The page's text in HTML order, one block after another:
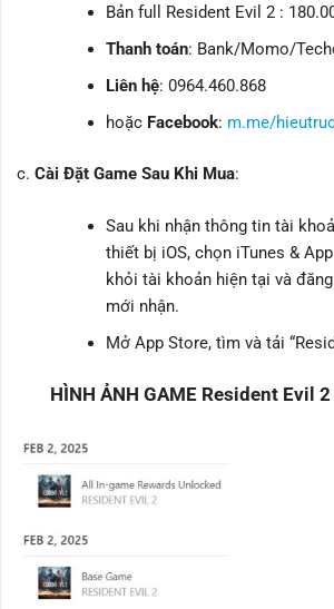
Bản full Resident Evil 2 :
Thanh toán: Bank/Momo/
Liên hệ: 0964.460.868
hoặc Facebook: m.me/
Cài Đặt Game Sau Khi Mua:
Sau khi nhận thông tin tài
thiết bị iOS, chọn iTunes &
khỏi tài khoản hiện tại và
mới nhận.
Mở App Store, tìm và tải
HÌNH ẢNH GAME Resident Evil